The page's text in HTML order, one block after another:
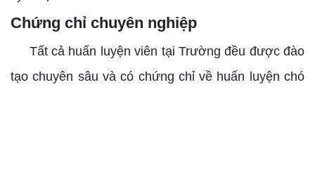
Chứng chỉ chuyên nghiệp
Tất cả huấn luyện viên tại Trường đều được đào
tạo chuyên sâu và có chứng chỉ về huấn luyện chó
Facebook